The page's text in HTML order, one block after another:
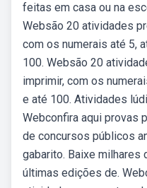
feitas em casa ou na
Websão 20 atividades
com os numerais até 5,
100. Websão 20
imprimir, com os
e até 100. Atividades
Webconfira aqui provas
de concursos públicos
gabarito. Baixe milhares
últimas edições de.